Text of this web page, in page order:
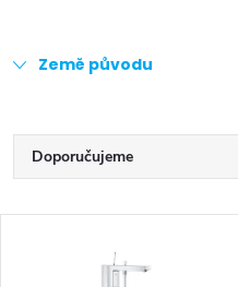
Země původu
Ř
a
Doporučujeme